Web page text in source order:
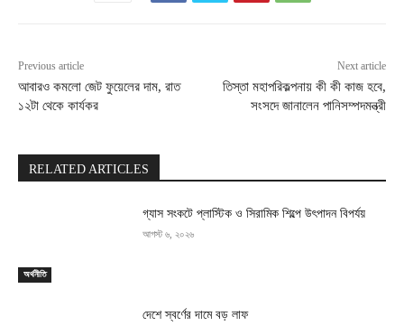
Previous article
আবারও কমলো জেট ফুয়েলের দাম, রাত
১২টা থেকে কার্যকর
Next article
তিস্তা মহাপরিকল্পনায় কী কী কাজ হবে,
সংসদে জানালেন পানিসম্পদমন্ত্রী
RELATED ARTICLES
অর্থনীতি
গ্যাস সংকটে প্লাস্টিক ও সিরামিক শিল্পে উৎপাদন বিপর্যয়
আগস্ট ৬, ২০২৬
দেশে স্বর্ণের দামে বড় লাফ